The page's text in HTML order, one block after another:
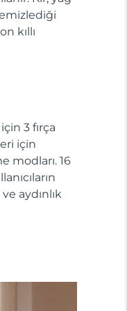
kıllı
3 fırça
için
modları. 16
aydınlık